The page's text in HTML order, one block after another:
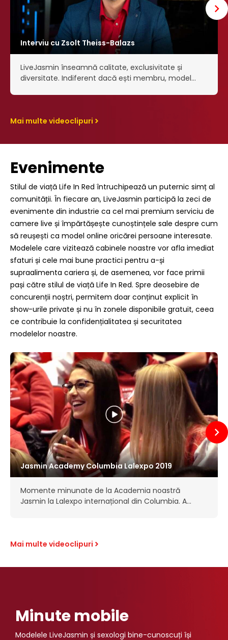
Interviu cu Zsolt Theiss-Balazs
LiveJasmin înseamnă calitate, exclusivitate și
diversitate. Indiferent dacă ești membru, model
Mai multe videoclipuri
Evenimente
Stilul de viață Life In Red întruchipează un puternic simț al
comunității. În fiecare an, LiveJasmin participă la zeci de
evenimente din industrie ca cel mai premium serviciu de
camere live și împărtășește cunoștințele sale despre cum
să reușești ca model online oricărei persoane interesate.
Modelele care vizitează cabinele noastre vor afla imediat
sfaturi și cele mai bune practici pentru a-și
supraalimenta cariera și, de asemenea, vor face primii
pași către stilul de viață Life In Red. Spre deosebire de
concurenții noștri, permitem doar conținut explicit în
show-urile private și nu în zonele disponibile gratuit, ceea
ce contribuie la confidențialitatea și securitatea
modelelor noastre.
Jasmin Academy Columbia Lalexpo 2019
Momente minunate de la Academia noastră
Jasmin la Lalexpo internațional din Columbia. Am
Mai multe videoclipuri
Minute mobile
Modelele LiveJasmin și sexologi bine-cunoscuți își